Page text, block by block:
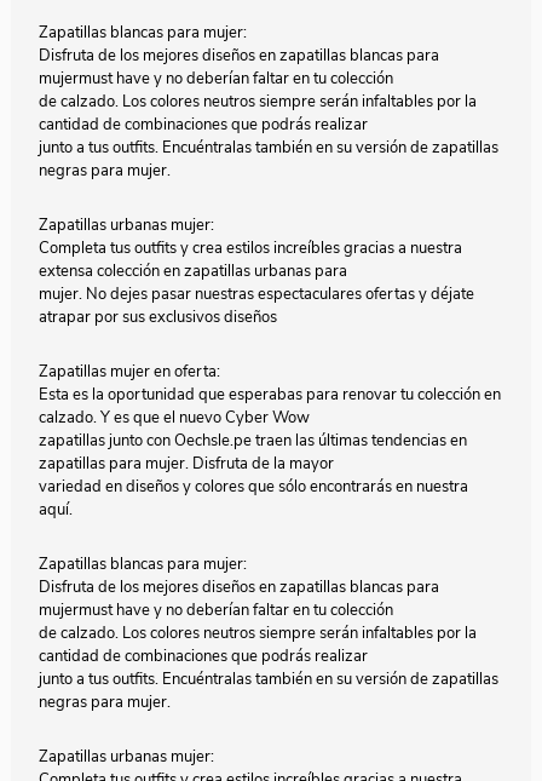
Zapatillas blancas para mujer:
Disfruta de los mejores diseños en zapatillas blancas para
mujermust have y no deberían faltar en tu colección
de calzado. Los colores neutros siempre serán infaltables por la
cantidad de combinaciones que podrás realizar
junto a tus outfits. Encuéntralas también en su versión de zapatillas
negras para mujer.
Zapatillas urbanas mujer:
Completa tus outfits y crea estilos increíbles gracias a nuestra
extensa colección en zapatillas urbanas para
mujer. No dejes pasar nuestras espectaculares ofertas y déjate
atrapar por sus exclusivos diseños
Zapatillas mujer en oferta:
Esta es la oportunidad que esperabas para renovar tu colección en
calzado. Y es que el nuevo Cyber Wow
zapatillas junto con Oechsle.pe traen las últimas tendencias en
zapatillas para mujer. Disfruta de la mayor
variedad en diseños y colores que sólo encontrarás en nuestra
aquí.
Zapatillas blancas para mujer:
Disfruta de los mejores diseños en zapatillas blancas para
mujermust have y no deberían faltar en tu colección
de calzado. Los colores neutros siempre serán infaltables por la
cantidad de combinaciones que podrás realizar
junto a tus outfits. Encuéntralas también en su versión de zapatillas
negras para mujer.
Zapatillas urbanas mujer: